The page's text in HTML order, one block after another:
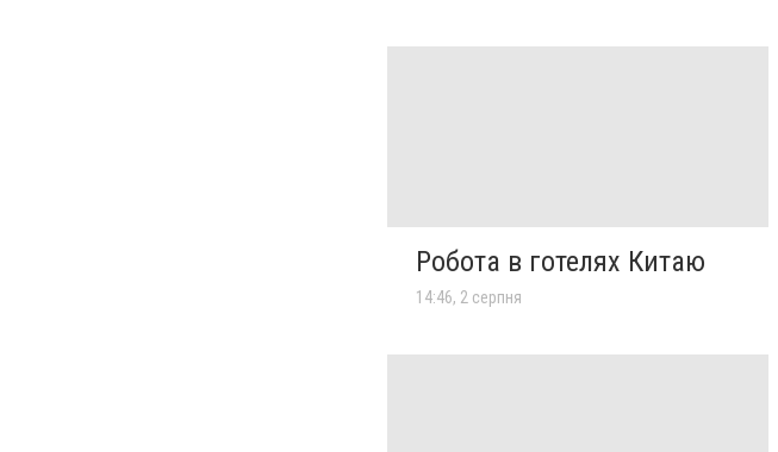
Робота в готелях Китаю
14:46, 2 серпня